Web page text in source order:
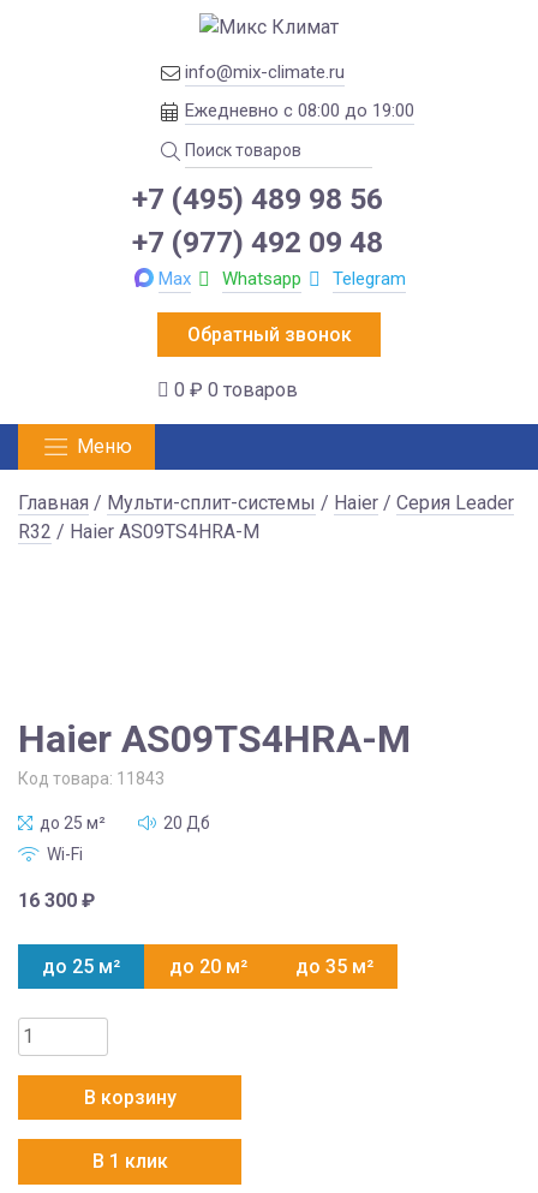
info@mix-climate.ru
Ежедневно с 08:00 до 19:00
+7 (495) 489 98 56
+7 (977) 492 09 48
Max Whatsapp Telegram
Обратный звонок
0 ₽ 0 товаров
Меню
Главная / Мульти-сплит-системы / Haier / Серия Leader
R32 / Haier AS09TS4HRA-M
Haier AS09TS4HRA-M
Код товара: 11843
до 25 м²
20 Дб
Wi-Fi
16 300 ₽
до 25 м² до 20 м² до 35 м²
Количество
товара
AS09TS4HRA-
M
В корзину
В 1 клик